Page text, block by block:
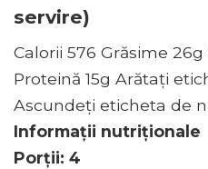
servire)
Calorii 576 Grăsime
Proteină 15g Arătați
Ascundeți eticheta de
Informații nutriționale
Porții: 4